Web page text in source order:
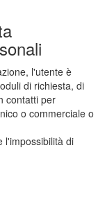
l'utente è
di richiesta, di
contatti per
o commerciale o
l'impossibilità di